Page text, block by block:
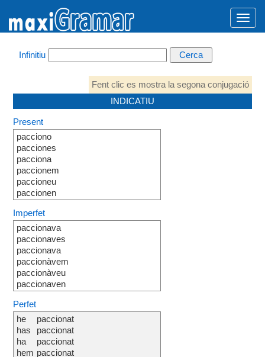
Infinitiu
Fent clic es mostra la segona conjugació
INDICATIU
Present
pacciono
pacciones
pacciona
paccionem
paccioneu
paccionen
Imperfet
paccionava
paccionaves
paccionava
paccionàvem
paccionàveu
paccionaven
Perfet
he
has
ha
hem
paccionat
paccionat
paccionat
paccionat